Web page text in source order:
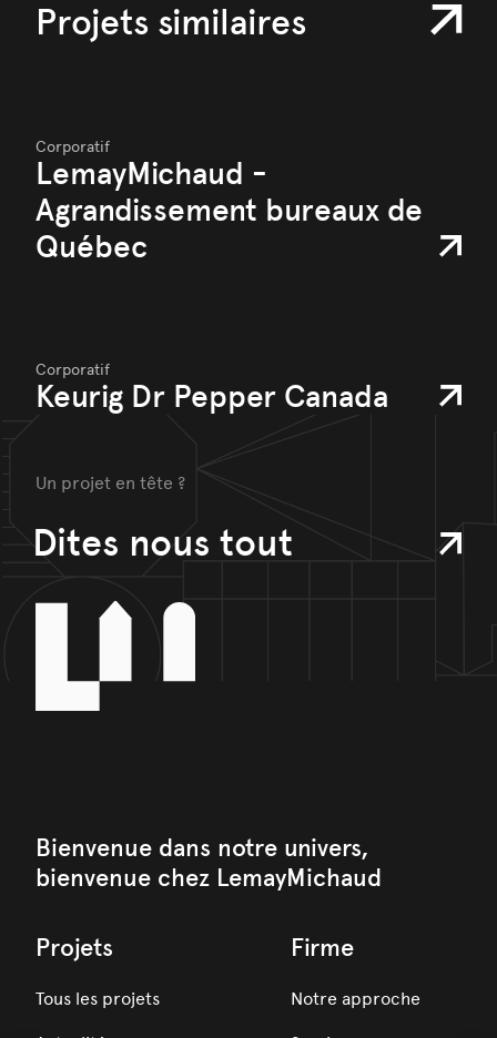
Projets similaires
Corporatif
LemayMichaud -
Agrandissement bureaux de
Québec
Corporatif
Keurig Dr Pepper Canada
Un projet en tête ?
Dites nous tout
Bienvenue dans notre univers,
bienvenue chez LemayMichaud
Projets
Tous les projets
Firme
Notre approche